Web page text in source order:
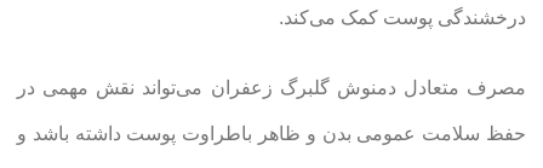
درخشندگی پوست کمک می‌کند.
مصرف متعادل دمنوش گلبرگ زعفران می‌تواند نقش مهمی در
حفظ سلامت عمومی بدن و ظاهر باطراوت پوست داشته باشد و